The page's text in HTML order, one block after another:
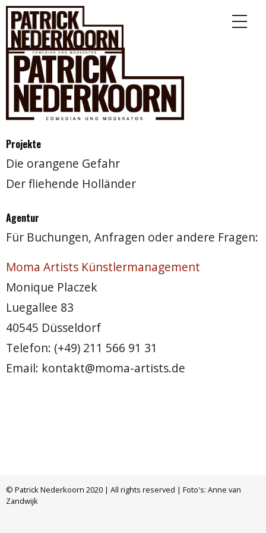
Projekte
Die orangene Gefahr
Der fliehende Holländer
Agentur
Für Buchungen, Anfragen oder andere Fragen:
Moma Artists Künstlermanagement
Monique Placzek
Luegallee 83
40545 Düsseldorf
Telefon: (+49) 211 566 91 31
Email: kontakt@moma-artists.de
© Patrick Nederkoorn 2020 | All rights reserved | Foto's: Anne van
Zandwijk